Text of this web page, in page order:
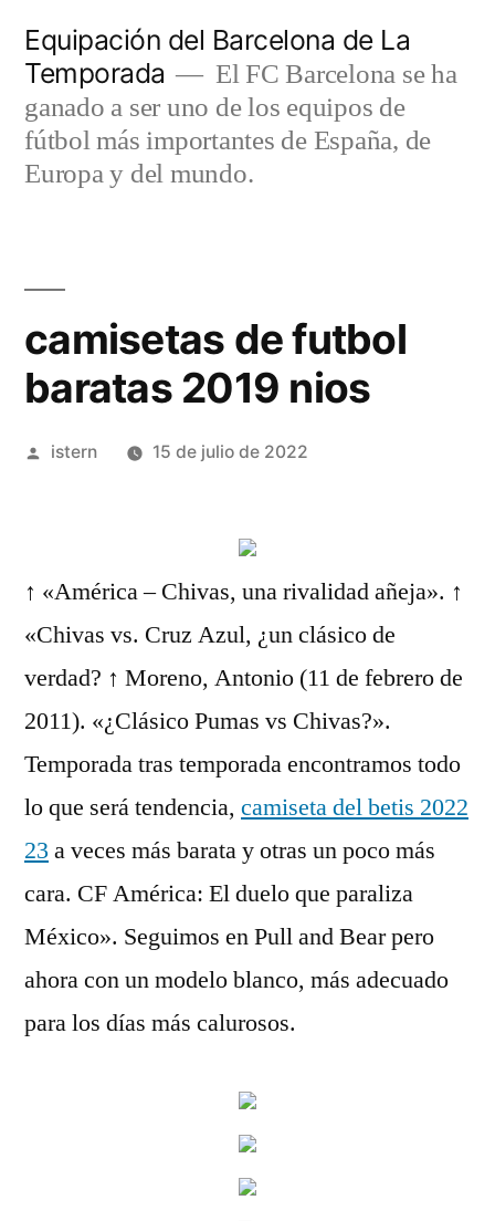
contenido
Equipación del Barcelona de La
Temporada
El FC Barcelona se ha
ganado a ser uno de los equipos de
fútbol más importantes de España, de
Europa y del mundo.
camisetas de futbol
baratas 2019 nios
Publicado
istern 15 de julio de 2022
↑ «América – Chivas, una rivalidad añeja». ↑
«Chivas vs. Cruz Azul, ¿un clásico de
verdad? ↑ Moreno, Antonio (11 de febrero de
2011). «¿Clásico Pumas vs Chivas?».
Temporada tras temporada encontramos todo
lo que será tendencia, camiseta del betis 2022
23 a veces más barata y otras un poco más
cara. CF América: El duelo que paraliza
México». Seguimos en Pull and Bear pero
ahora con un modelo blanco, más adecuado
para los días más calurosos.